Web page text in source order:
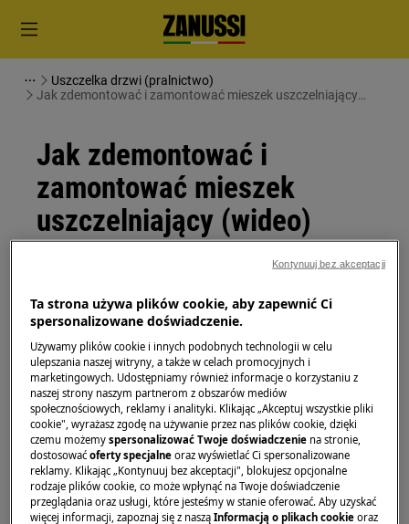
Uszczelka drzwi (pralnictwo)
Jak zdemontować i zamontować mieszek uszczelniający
Jak zdemontować i
zamontować mieszek
uszczelniający (wideo)
Przed rozpoczęciem jakichkolwiek czynności
konserwacyjnych wyłącz urządzenie i wyjmij wtyczkę
zgniazdka.
Zawsze zachowaj ostrożność podczas przenoszenia
urządzeń, w przypadku ciężkich urządzeń do
przenoszenia potrzebne są dwie osoby.
Zawsze używaj rękawic ochronnych i załączonego
obuwia.
Ta strona używa plików cookie, aby zapewnić Ci
spersonalizowane doświadczenie.
Używamy plików cookie i innych podobnych technologii w celu
ulepszania naszej witryny, a także w celach promocyjnych i
marketingowych. Udostępniamy również informacje o korzystaniu z
naszej strony naszym partnerom z obszarów mediów
społecznościowych, reklamy i analityki. Klikając „Akceptuj wszystkie pliki
cookie", wyrażasz zgodę na używanie przez nas plików cookie, dzięki
czemu możemyspersonalizować Twoje doświadczenie na stronie,
dostosowaćoferty specjalne oraz wyświetlać Ci spersonalizowane
reklamy. Klikając „Kontynuuj bez akceptacji", blokujesz opcjonalne
rodzaje plików cookie, co może wpłynąć na Twoje doświadczenie
przeglądania oraz usługi, które jesteśmy w stanie oferować. Aby uzyskać
więcej informacji, zapoznaj się z nasząInformacją o plikach cookie oraz
Kontynuuj bez akceptacji